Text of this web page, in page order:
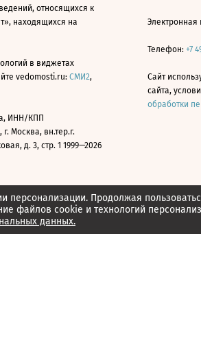
персонализации. Продолжая
файлов cookie и технологий
данных.
относящихся к
находящихся на
в виджетах
vedomosti.ru: СМИ2,
ИНН/КПП
г. Москва, вн.тер.г.
д. 3, стр. 1 1999—2026
Электронная
Телефон: +7
Сайт
сайта,
обработки